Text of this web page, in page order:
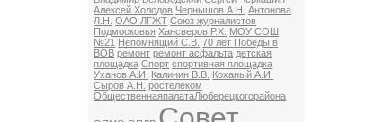
Алексей Холодов Чернышов А.Н.
Антонова
Л.Н.
ОАО ЛГЖТ Союз журналистов
Подмосковья Хансверов Р.Х. МОУ СОШ
№21 Непомнящий С.В. 70 лет Победы в
ВОВ ремонт ремонт асфальта детская
площадка Спорт спортивная площадка
Уханов А.И.
Калинин В.В. Коханый А.И.
Сыров А.Н.
ростелеком
ОбщественнаяпалатаЛюберецкогорайона